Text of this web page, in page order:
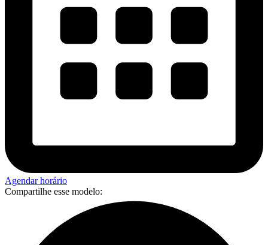
Agendar horário
Compartilhe esse modelo: